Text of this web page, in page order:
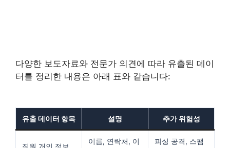
다양한 보도자료와 전문가 의견에 따라 유출된 데이
터를 정리한 내용은 아래 표와 같습니다:
유출 데이터 항목 설명 추가 위험성
직원 개인 정보
이름, 연락처, 이
피싱 공격, 스팸